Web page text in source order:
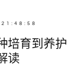
培育到养护
读